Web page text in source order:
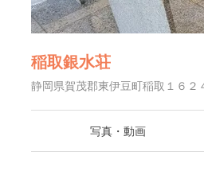
稲取銀水荘
静岡県賀茂郡東伊豆町稲取１６２
写真・動画